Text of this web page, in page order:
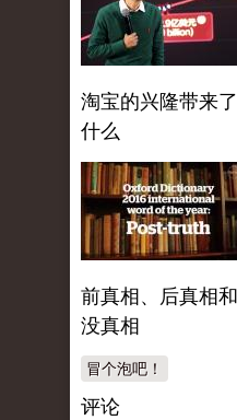
淘宝的兴隆带来了
什么
前真相、后真相和
没真相
冒个泡吧！
评论